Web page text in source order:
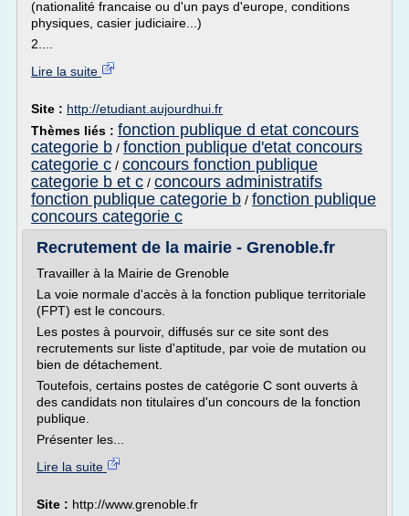
(nationalité francaise ou d'un pays d'europe, conditions
physiques, casier judiciaire...)
2....
Lire la suite
Site : http://etudiant.aujourdhui.fr
Thèmes liés : fonction publique d etat concours
categorie b / fonction publique d'etat concours
categorie c / concours fonction publique
categorie b et c / concours administratifs
fonction publique categorie b / fonction publique
concours categorie c
Recrutement de la mairie - Grenoble.fr
Travailler à la Mairie de Grenoble
La voie normale d'accès à la fonction publique territoriale
(FPT) est le concours.
Les postes à pourvoir, diffusés sur ce site sont des
recrutements sur liste d'aptitude, par voie de mutation ou
bien de détachement.
Toutefois, certains postes de catégorie C sont ouverts à
des candidats non titulaires d'un concours de la fonction
publique.
Présenter les...
Lire la suite
Site : http://www.grenoble.fr